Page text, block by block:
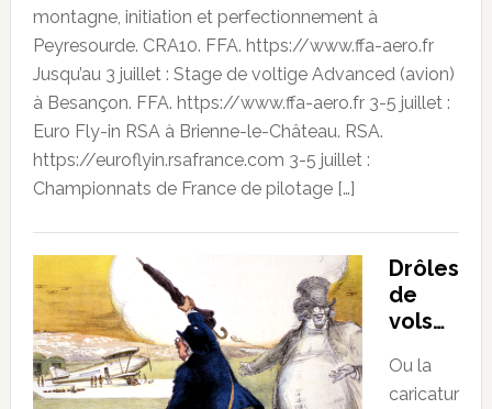
montagne, initiation et perfectionnement à
Peyresourde. CRA10. FFA. https://www.ffa-aero.fr
Jusqu’au 3 juillet : Stage de voltige Advanced (avion)
à Besançon. FFA. https://www.ffa-aero.fr 3-5 juillet :
Euro Fly-in RSA à Brienne-le-Château. RSA.
https://euroflyin.rsafrance.com 3-5 juillet :
Championnats de France de pilotage […]
Drôles
de
vols…
Ou la
caricatur